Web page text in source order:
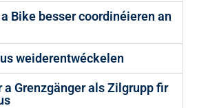
Bike besser coordinéieren an
weiderentwéckelen
a Grenzgänger als Zilgrupp fir